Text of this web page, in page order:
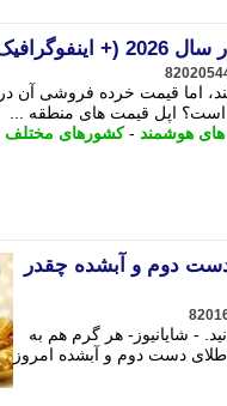
اما قیمت خرده فروشی آن در
اپل قیمت های منطقه ...
هوشمند -کشورهای مختلف
12 مرداد 1405 / طلای دست دوم و آبشده چقدر
در این گزارش بخوانید. - شایانیوز- هر گرم هم به
قیمت طلای دست دوم و آبشده امروز